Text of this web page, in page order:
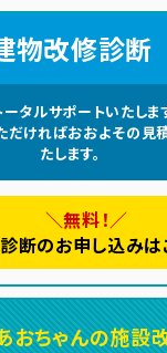
物改修診断
タルサポートいたしま
だければおおよその見
たします。
＼無料！／
断のお申し込みは
おちゃんの施設